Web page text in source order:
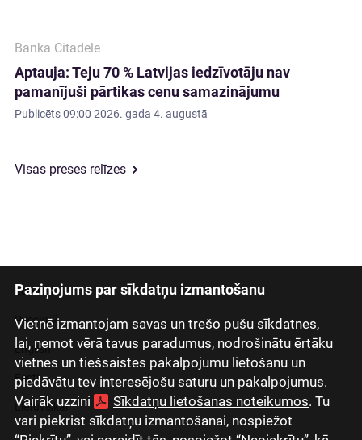
Paziņojums par sīkdatņu izmantošanu
Vietnē izmantojam savas un trešo pušu sīkdatnes,
lai, ņemot vērā tavus paradumus, nodrošinātu ērtāku
vietnes un tiešsaistes pakalpojumu lietošanu un
piedāvātu tev interesējošu saturu un pakalpojumus.
Vairāk uzzini
Sīkdatņu lietošanas noteikumos. Tu
vari piekrist sīkdatņu izmantošanai, nospiežot
Banka Citadele
Aptauja: Teju 70 % Latvijas iedzīvotāju nav
pamanījuši pārtikas cenu samazinājumu
Publicēts09:00 2026. gada 4. augustā
Visas preses relīzes
Latviski
Русский
English
Eesti
Lietuviškai